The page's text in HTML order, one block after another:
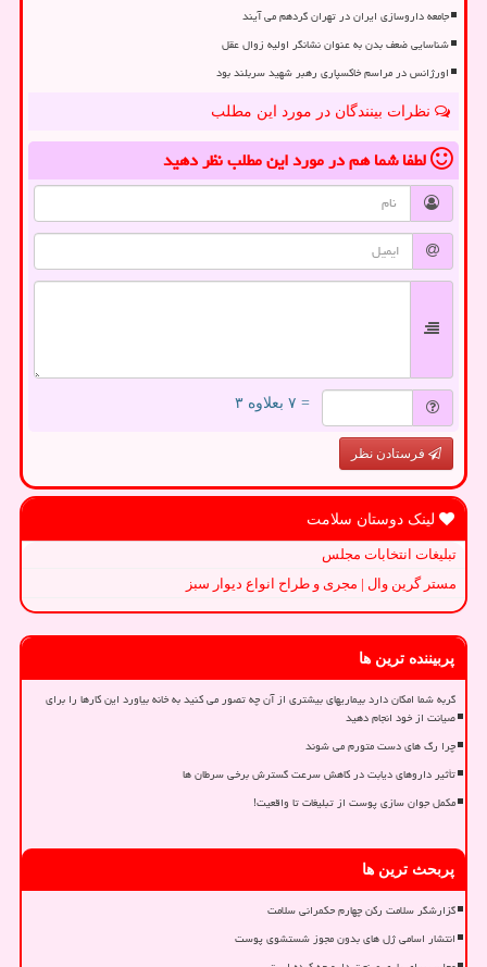
جامعه داروسازی ایران در تهران گردهم می آیند
شناسایی ضعف بدن به عنوان نشانگر اولیه زوال عقل
اورژانس در مراسم خاکسپاری رهبر شهید سربلند بود
نظرات بینندگان در مورد این مطلب
لطفا شما همدر مورد این مطلبنظر دهید
= ۷ بعلاوه ۳
فرستادن نظر
لینک دوستان سلامت
تبلیغات انتخابات مجلس
مستر گرین وال | مجری و طراح انواع دیوار سبز
پربیننده ترین ها
گربه شما امکان دارد بیماریهای بیشتری از آن چه تصور می کنید به خانه بیاورد این کارها را برای
صیانت از خود انجام دهید
چرا رگ های دست متورم می شوند
تأثیر داروهای دیابت در کاهش سرعت گسترش برخی سرطان ها
مکمل جوان سازی پوست از تبلیغات تا واقعیت!
پربحث ترین ها
گزارشگر سلامت رکن چهارم حکمرانی سلامت
انتشار اسامی ژل های بدون مجوز شستشوی پوست